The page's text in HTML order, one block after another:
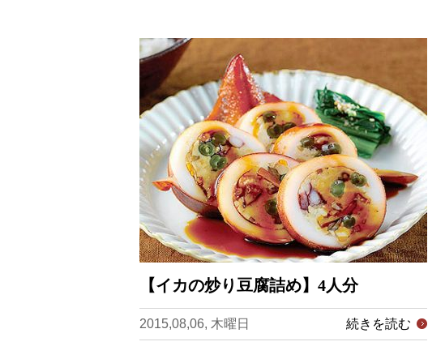
【イカの炒り豆腐詰め】4人分
2015,08,06, 木曜日 続きを読む